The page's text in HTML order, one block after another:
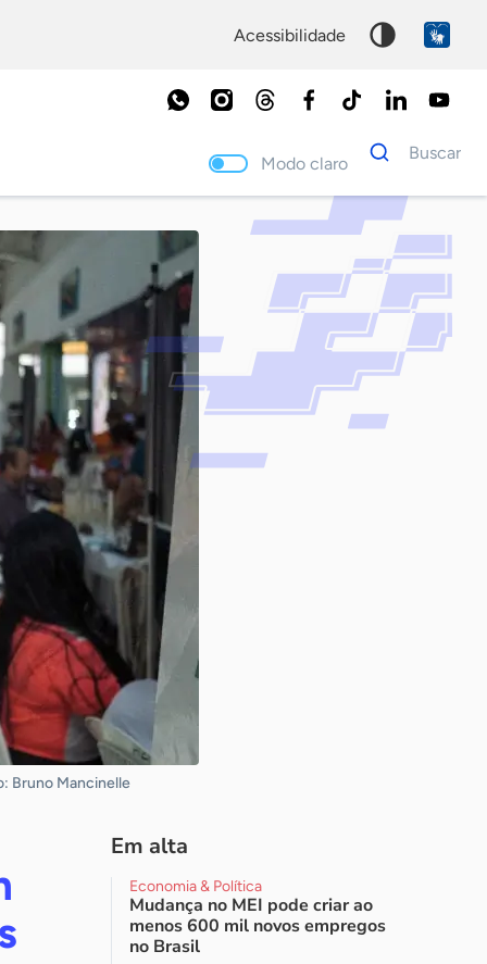
acessibilidade
Modo claro
Dados
para
Buscar
Palavra
chave
Bruno Mancinelle
Em alta
Economia & Política
Mudança no MEI pode criar ao
menos 600 mil novos empregos
no Brasil